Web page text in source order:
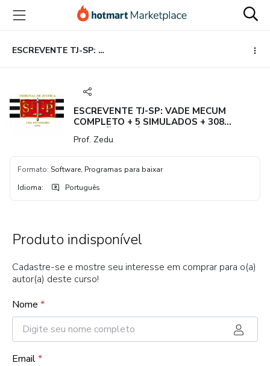
para
conteúdo
principal
para
pagamento
para
rodapé
ESCREVENTE TJ-SP: VADE MECUM COMPLETO + 5 SIMULADOS + 308 QUESTÕES INÉDITAS PDF + 308 FLASHCARDS ANKI (TUDÃO)
ESCREVENTE TJ-SP: VADE MECUM
COMPLETO + 5 SIMULADOS + 308
FLASHCARDS ANKI (TUDÃO)
Prof. Zedu
Formato: Software, Programas para baixar
Idioma: Português
Produto indisponível
Cadastre-se e mostre seu interesse em comprar para o(a)
autor(a) deste curso!
Nome *
Email*